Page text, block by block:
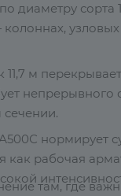
диаметру сорта
м
непрерывного
нормирует
рабочая
там, где